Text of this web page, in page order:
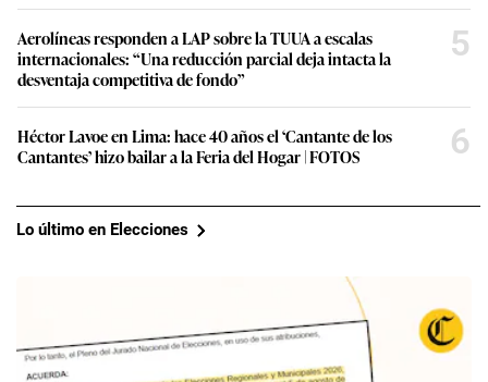
Aerolíneas responden a LAP sobre la TUUA a escalas
internacionales: “Una reducción parcial deja intacta la
desventaja competitiva de fondo”
5
Héctor Lavoe en Lima: hace 40 años el ‘Cantante de los
Cantantes’ hizo bailar a la Feria del Hogar | FOTOS
6
Lo último en Elecciones